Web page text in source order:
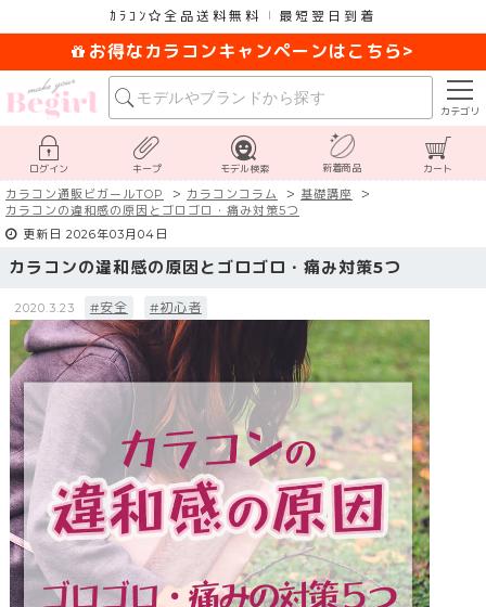
ｶﾗｺﾝ 全品送料無料 最短翌日到着
お得なカラコンキャンペーンはこちら>
カテゴリ
ログイン キープ モデル検索 新着商品 カート
カラコン通販ビガールTOP カラコンコラム
基礎講座
カラコンの違和感の原因とゴロゴロ・痛み対策5つ
更新日 2026年03月04日
カラコンの違和感の原因とゴロゴロ・痛み対策5つ
2020.3.23 #安全 #初心者